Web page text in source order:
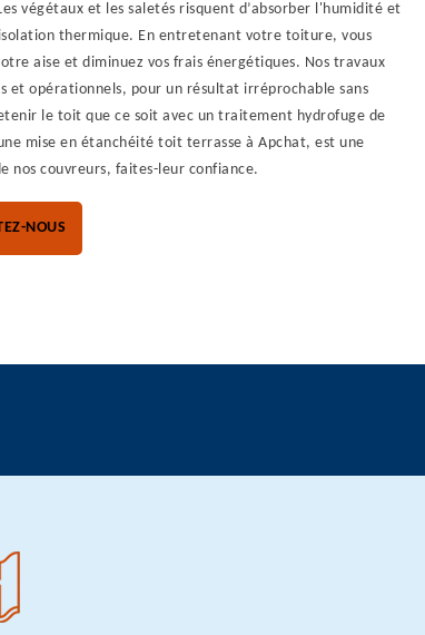
végétaux et les saletés risquent d’absorber l'humidité et
thermique. En entretenant votre toiture, vous
aise et diminuez vos frais énergétiques. Nos travaux
et opérationnels, pour un résultat irréprochable sans
le toit que ce soit avec un traitement hydrofuge de
mise en étanchéité toit terrasse à Apchat, est une
nos couvreurs, faites-leur confiance.
NOUS